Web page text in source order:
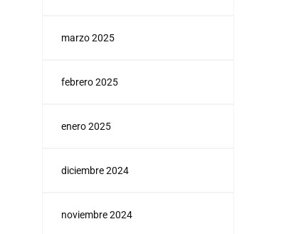
marzo 2025
febrero 2025
enero 2025
diciembre 2024
noviembre 2024